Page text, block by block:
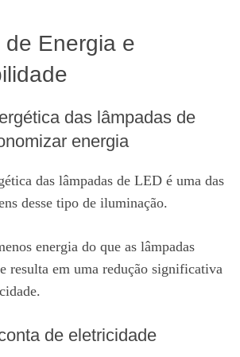
de Energia e
das lâmpadas de
energia
das lâmpadas de LED é uma das
desse tipo de iluminação.
energia do que as lâmpadas
resulta em uma redução significativa
de eletricidade